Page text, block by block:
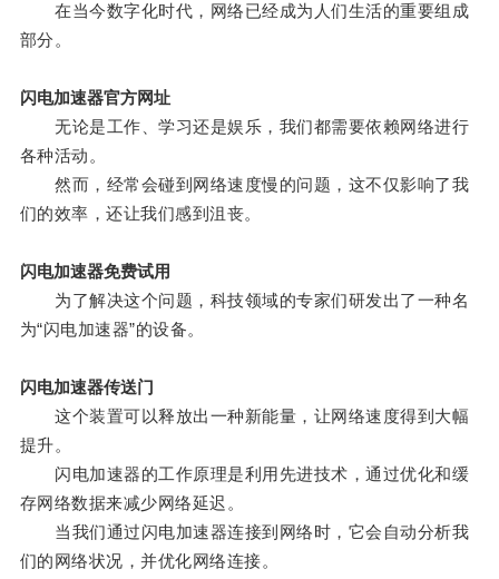
在当今数字化时代，网络已经成为人们生活的重要组成
部分。
闪电加速器官方网址
无论是工作、学习还是娱乐，我们都需要依赖网络进行
各种活动。
然而，经常会碰到网络速度慢的问题，这不仅影响了我
们的效率，还让我们感到沮丧。
闪电加速器免费试用
为了解决这个问题，科技领域的专家们研发出了一种名
为“闪电加速器”的设备。
闪电加速器传送门
这个装置可以释放出一种新能量，让网络速度得到大幅
提升。
闪电加速器的工作原理是利用先进技术，通过优化和缓
存网络数据来减少网络延迟。
当我们通过闪电加速器连接到网络时，它会自动分析我
们的网络状况，并优化网络连接。